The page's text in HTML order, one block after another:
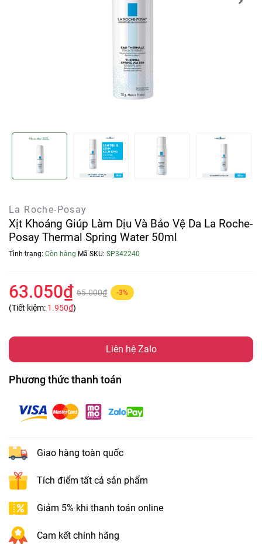
La Roche-Posay
Xịt Khoáng Giúp Làm Dịu Và Bảo Vệ Da La Roche-
Posay Thermal Spring Water 50ml
Tình trạng: Còn hàng Mã SKU: SP342240
63.050₫ 65.000₫ -3%
(Tiết kiệm: 1.950₫)
Liên hệ Zalo
Phương thức thanh toán
Giao hàng toàn quốc
Tích điểm tất cả sản phẩm
Giảm 5% khi thanh toán online
Cam kết chính hãng